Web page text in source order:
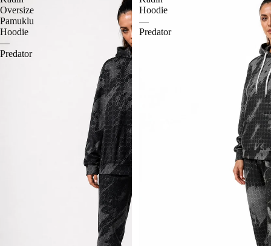
Oversize
Pamuklu
Hoodie
—
Predator
Hoodie
—
Predator